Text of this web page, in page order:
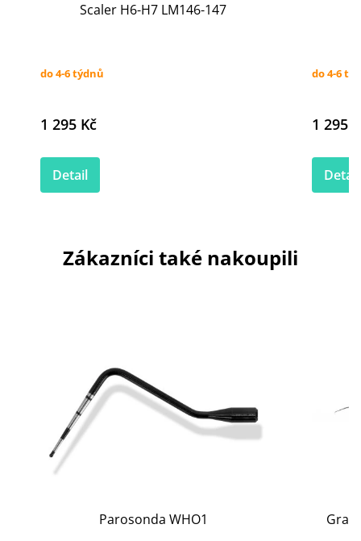
Scaler H6-H7 LM146-147
do 4-6 týdnů
1 295 Kč
Detail
do 4-6
1 295
Detail
Zákazníci také nakoupili
Parosonda WHO1